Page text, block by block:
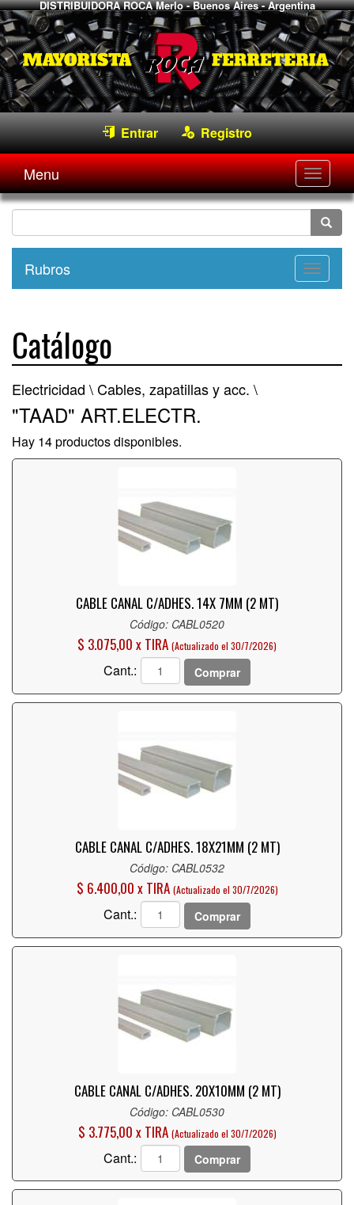
DISTRIBUIDORA ROCA Merlo - Buenos Aires - Argentina
Entrar Registro
Menu
Rubros
Catálogo
Electricidad \Cables, zapatillas y acc. \
"TAAD" ART.ELECTR.
Hay 14 productos disponibles.
CABLE CANAL C/ADHES. 14X 7MM (2 MT)
Código: CABL0520
$ 3.075,00 x TIRA (Actualizado el 30/7/2026)
Cant.: Comprar
CABLE CANAL C/ADHES. 18X21MM (2 MT)
Código: CABL0532
$ 6.400,00 x TIRA (Actualizado el 30/7/2026)
Cant.: Comprar
CABLE CANAL C/ADHES. 20X10MM (2 MT)
Código: CABL0530
$ 3.775,00 x TIRA (Actualizado el 30/7/2026)
Cant.: Comprar